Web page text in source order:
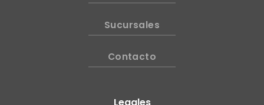
Sucursales
Contacto
Legales